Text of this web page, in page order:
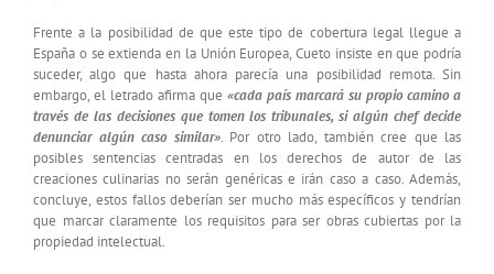
Frente a la posibilidad de que este tipo de cobertura legal llegue a
España o se extienda en la Unión Europea, Cueto insiste en que podría
suceder, algo que hasta ahora parecía una posibilidad remota. Sin
embargo, el letrado afirma que «cada país marcará su propio camino a
través de las decisiones que tomen los tribunales, si algún chef decide
denunciar algún caso similar». Por otro lado, también cree que las
posibles sentencias centradas en los derechos de autor de las
creaciones culinarias no serán genéricas e irán caso a caso. Además,
concluye, estos fallos deberían ser mucho más específicos y tendrían
que marcar claramente los requisitos para ser obras cubiertas por la
propiedad intelectual.